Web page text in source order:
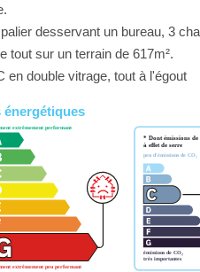
desservant un bureau, 3
tout sur un terrain de 617m².
en double vitrage, tout à l'égout
énergétiques